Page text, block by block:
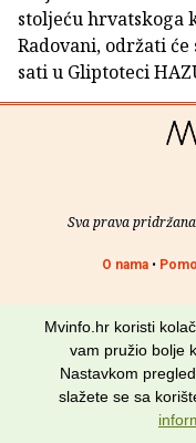
stoljeću hrvatskoga
Radovani, održati će
sati u Gliptoteci
Sva prava
O nama•
Mvinfo.hr koristi
vam pružio bolje
Nastavkom
slažete se sa